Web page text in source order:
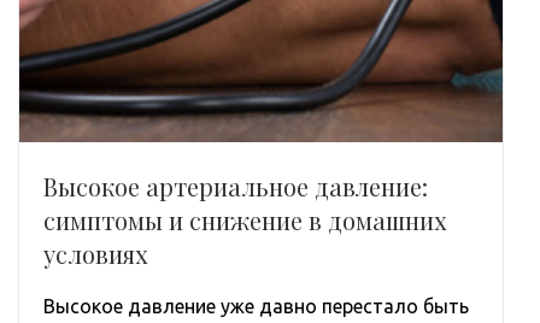
Высокое артериальное давление:
симптомы и снижение в домашних
условиях
Высокое давление уже давно перестало быть